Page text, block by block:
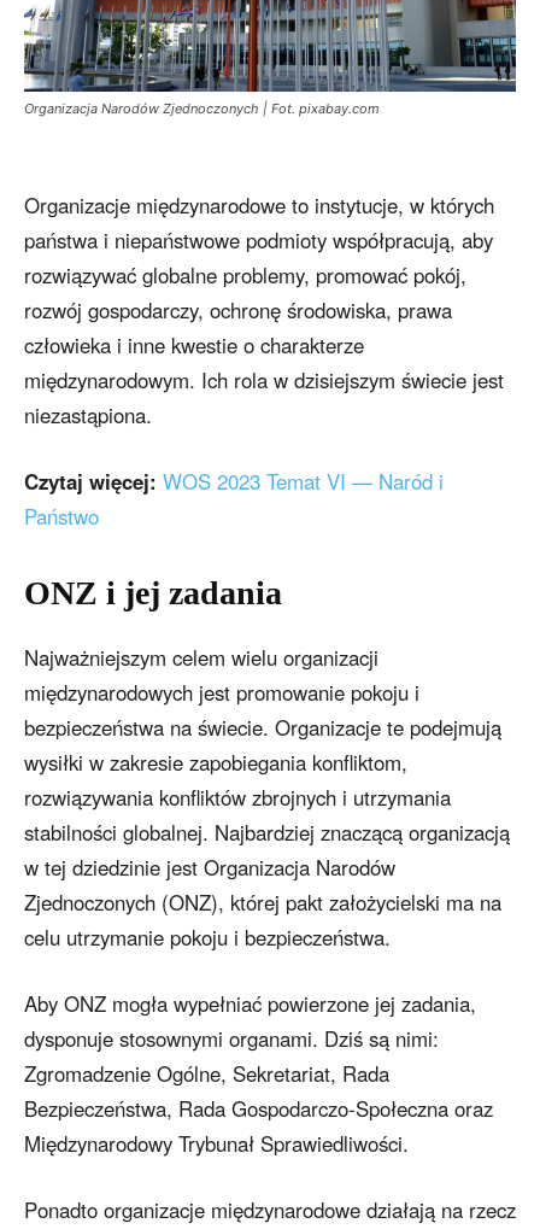
Organizacja Narodów Zjednoczonych | Fot. pixabay.com
Organizacje międzynarodowe to instytucje, w których
państwa i niepaństwowe podmioty współpracują, aby
rozwiązywać globalne problemy, promować pokój,
rozwój gospodarczy, ochronę środowiska, prawa
człowieka i inne kwestie o charakterze
międzynarodowym. Ich rola w dzisiejszym świecie jest
niezastąpiona.
Czytaj więcej: WOS 2023 Temat VI — Naród i
Państwo
ONZ i jej zadania
Najważniejszym celem wielu organizacji
międzynarodowych jest promowanie pokoju i
bezpieczeństwa na świecie. Organizacje te podejmują
wysiłki w zakresie zapobiegania konfliktom,
rozwiązywania konfliktów zbrojnych i utrzymania
stabilności globalnej. Najbardziej znaczącą organizacją
w tej dziedzinie jest Organizacja Narodów
Zjednoczonych (ONZ), której pakt założycielski ma na
celu utrzymanie pokoju i bezpieczeństwa.
Aby ONZ mogła wypełniać powierzone jej zadania,
dysponuje stosownymi organami. Dziś są nimi:
Zgromadzenie Ogólne, Sekretariat, Rada
Bezpieczeństwa, Rada Gospodarczo-Społeczna oraz
Międzynarodowy Trybunał Sprawiedliwości.
Ponadto organizacje międzynarodowe działają na rzecz